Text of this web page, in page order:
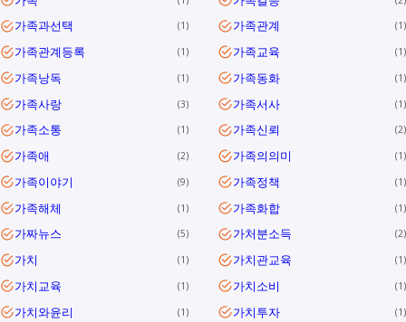
가족과선택 1 가족관계 1
가족관계등록 1 가족교육 1
가족낭독 1 가족동화 1
가족사랑 3 가족서사 1
가족소통 1 가족신뢰 2
가족애 2 가족의의미 1
가족이야기 9 가족정책 1
가족해체 1 가족화합 1
가짜뉴스 5 가처분소득 2
가치 1 가치관교육 1
가치교육 1 가치소비 1
가치와윤리 1 가치투자 1